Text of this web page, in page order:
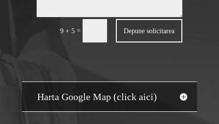
9 + 5 = Depune solicitarea
Harta Google Map (click aici)